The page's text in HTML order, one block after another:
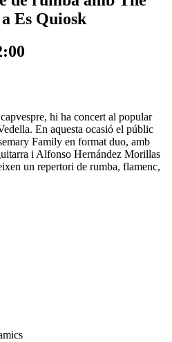
Es Quiosk
hi ha concert al popular
En aquesta ocasió el públic
Family en format duo, amb
i Alfonso Hernández Morillas
un repertori de rumba, flamenc,